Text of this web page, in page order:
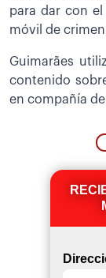
para dar con
móvil de
Guimarães
contenido
en compañía